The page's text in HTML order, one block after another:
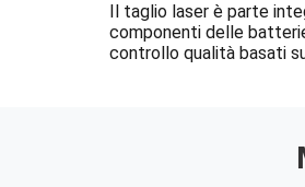
Il taglio laser è parte
componenti delle
controllo qualità basati